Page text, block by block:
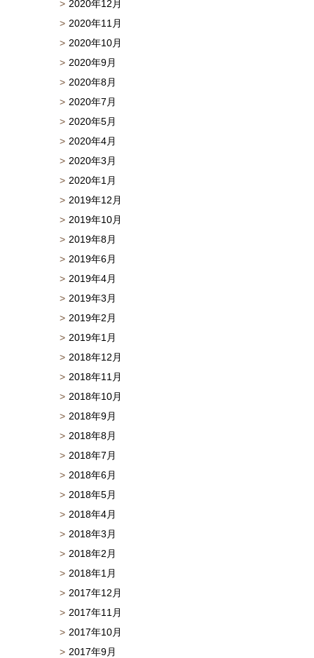
2020年12月
2020年11月
2020年10月
2020年9月
2020年8月
2020年7月
2020年5月
2020年4月
2020年3月
2020年1月
2019年12月
2019年10月
2019年8月
2019年6月
2019年4月
2019年3月
2019年2月
2019年1月
2018年12月
2018年11月
2018年10月
2018年9月
2018年8月
2018年7月
2018年6月
2018年5月
2018年4月
2018年3月
2018年2月
2018年1月
2017年12月
2017年11月
2017年10月
2017年9月